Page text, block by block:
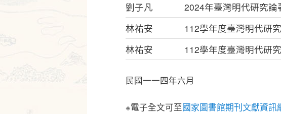
劉子凡 2024年臺灣明代研究論
林祐安 112學年度臺灣明代研
林祐安 112學年度臺灣明代研
民國一一四年六月
※電子全文可至國家圖書館期刊文獻資訊